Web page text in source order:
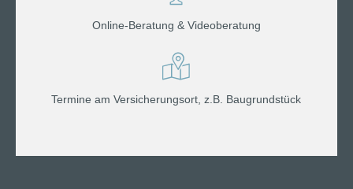
Online-Beratung & Videoberatung
Termine am Versicherungsort, z.B. Baugrundstück